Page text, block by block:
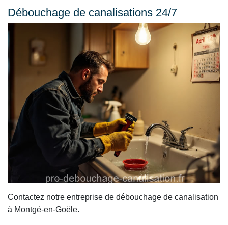
Débouchage de canalisations 24/7
Contactez notre entreprise de débouchage de canalisation
à Montgé-en-Goële.